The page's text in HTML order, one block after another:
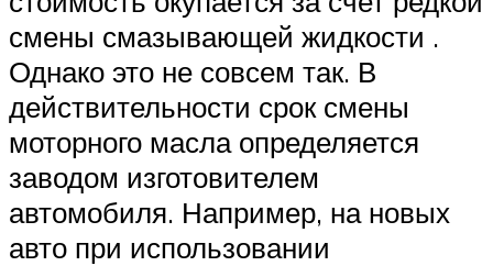
смены смазывающей жидкости .
Однако это не совсем так. В
действительности срок смены
моторного масла определяется
заводом изготовителем
автомобиля. Например, на новых
авто при использовании